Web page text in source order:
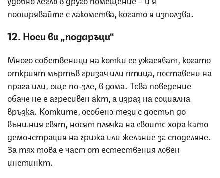
поощрявайте с лакомства, когато я използва.
12. Носи ви „подаръци“
Много собственици на котки се ужасяват, когато
открият мъртъв гризач или птица, поставени на
прага или, още по-зле, в дома. Това поведение
обаче не е агресивен акт, а израз на социална
връзка. Котките, особено тези с достъп до
външния свят, носят плячка на своите хора като
демонстрация на грижа или желание за споделяне.
За тях това е част от естествения ловен
инстинкт.